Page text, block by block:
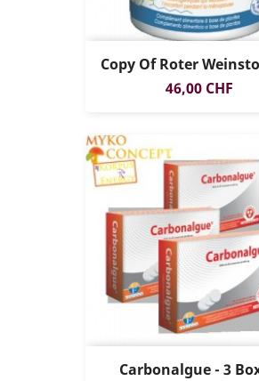
Copy Of Roter
Preis
46,00 CHF
Carbonalgue - 3